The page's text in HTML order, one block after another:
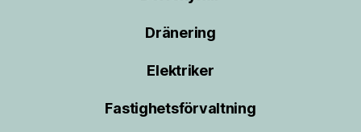
Dränering
Elektriker
Fastighetsförvaltning